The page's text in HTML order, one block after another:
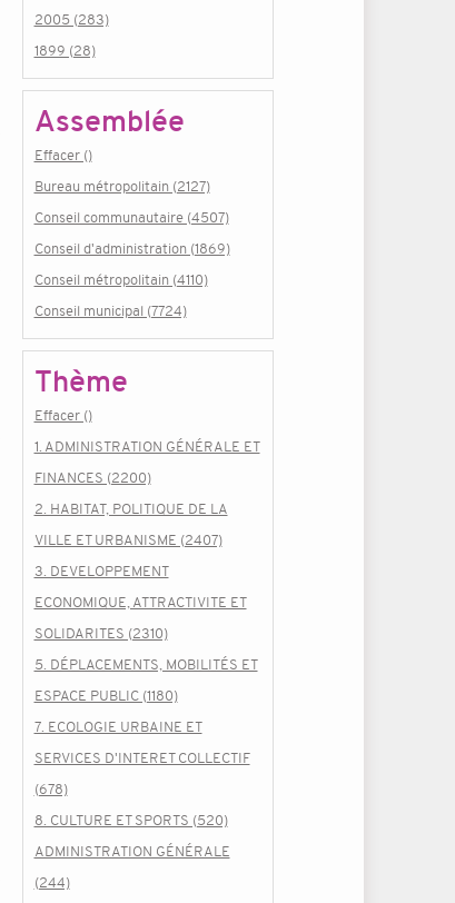
2005 (283)
1899 (28)
Assemblée
Effacer ()
Bureau métropolitain (2127)
Conseil communautaire (4507)
Conseil d'administration (1869)
Conseil métropolitain (4110)
Conseil municipal (7724)
Thème
Effacer ()
1. ADMINISTRATION GÉNÉRALE ET
FINANCES (2200)
2. HABITAT, POLITIQUE DE LA
VILLE ET URBANISME (2407)
3. DEVELOPPEMENT
ECONOMIQUE, ATTRACTIVITE ET
SOLIDARITES (2310)
5. DÉPLACEMENTS, MOBILITÉS ET
ESPACE PUBLIC (1180)
7. ECOLOGIE URBAINE ET
SERVICES D'INTERET COLLECTIF
(678)
8. CULTURE ET SPORTS (520)
ADMINISTRATION GÉNÉRALE
(244)